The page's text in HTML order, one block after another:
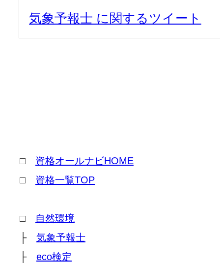
気象予報士 に関するツイート
□ 資格オールナビHOME
□ 資格一覧TOP
□ 自然環境
├ 気象予報士
├ eco検定